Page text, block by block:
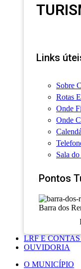
Links
Sobre
Rotas
Onde
Onde
Sala
Pontos
Barra dos
LRF E
OUVIDORIA
O MUNICÍPIO